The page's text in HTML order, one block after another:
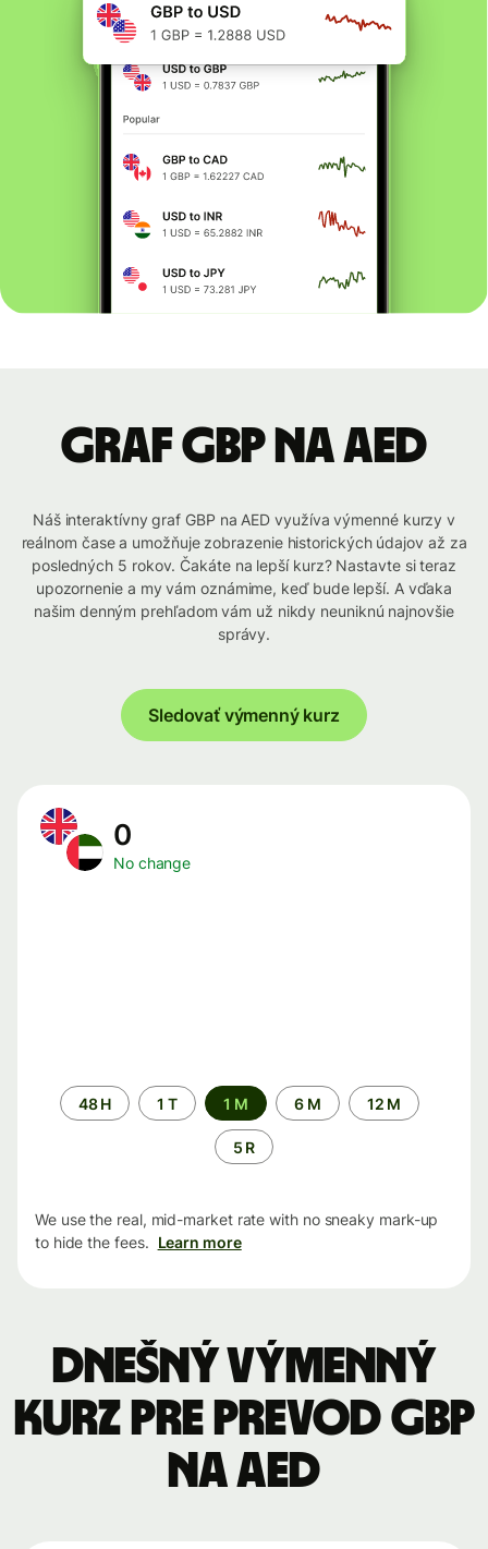
graf GBP na AED
Náš interaktívny graf GBP na AED využíva výmenné kurzy v
reálnom čase a umožňuje zobrazenie historických údajov až za
posledných 5 rokov. Čakáte na lepší kurz? Nastavte si teraz
upozornenie a my vám oznámime, keď bude lepší. A vďaka
našim denným prehľadom vám už nikdy neuniknú najnovšie
správy.
Sledovať výmenný kurz
0
No change
Time
period
48 H 1 T 1 M 6 M 12 M
5 R
We use the real, mid-market rate with no sneaky mark-up
to hide the fees. Learn more
Dnešný výmenný
kurz pre prevod GBP
na AED